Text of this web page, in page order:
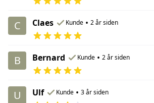
C Claes Kunde • 2 år siden
B Bernard Kunde • 2 år siden
U Ulf Kunde • 3 år siden